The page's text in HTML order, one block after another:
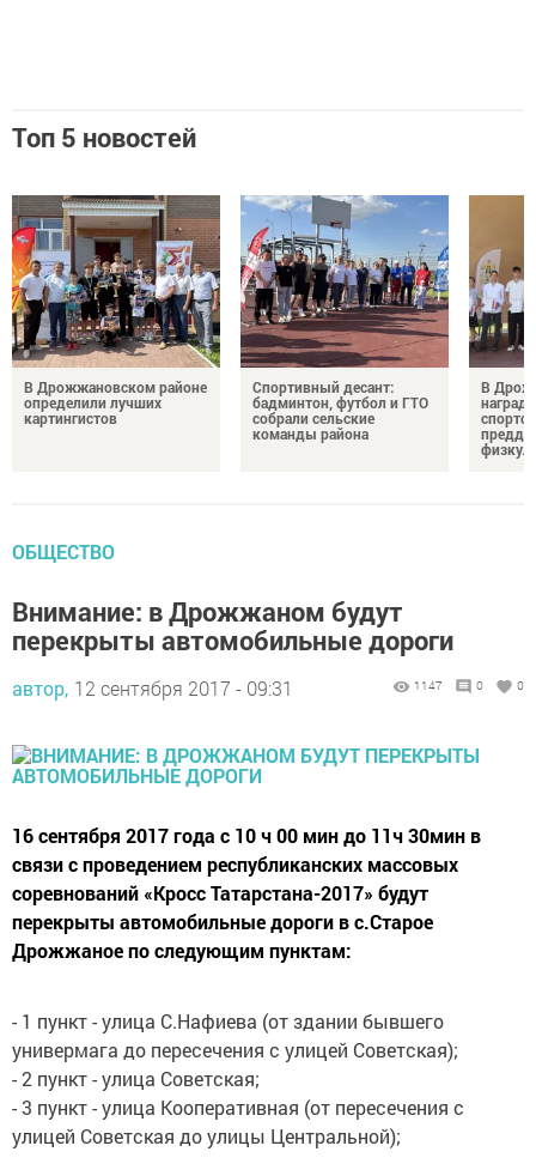
Топ 5 новостей
В Дрожжановском районе
определили лучших
картингистов
Спортивный десант:
бадминтон, футбол и ГТО
собрали сельские
команды района
В
ОБЩЕСТВО
Внимание: в Дрожжаном будут
перекрыты автомобильные дороги
автор, 12 сентября 2017 - 09:31 1147 0 0
16 сентября 2017 года с 10 ч 00 мин до 11ч 30мин в
связи с проведением республиканских массовых
соревнований «Кросс Татарстана-2017» будут
перекрыты автомобильные дороги в с.Старое
Дрожжаное по следующим пунктам:
- 1 пункт - улица С.Нафиева (от здании бывшего
универмага до пересечения с улицей Советская);
- 2 пункт - улица Советская;
- 3 пункт - улица Кооперативная (от пересечения с
улицей Советская до улицы Центральной);